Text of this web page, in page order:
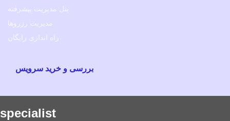
پنل مدیریت پیشرفته
مدیریت رزروها
راه اندازی رایگان
بررسی و خرید سرویس
specialist